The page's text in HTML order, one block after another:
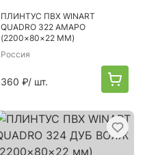
ПЛИНТУС ПВХ WINART
QUADRO 322 АМАРО
(2200×80×22 ММ)
Россия
360 ₽/ шт.